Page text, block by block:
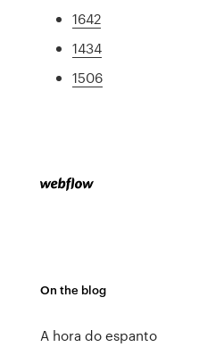
1642
1434
1506
On the blog
A hora do espanto